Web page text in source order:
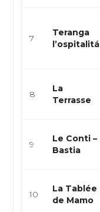
7
Teranga
l’ospitalitá
8
La
Terrasse
9
Le Conti –
Bastia
10
La Tablée
de Mamo